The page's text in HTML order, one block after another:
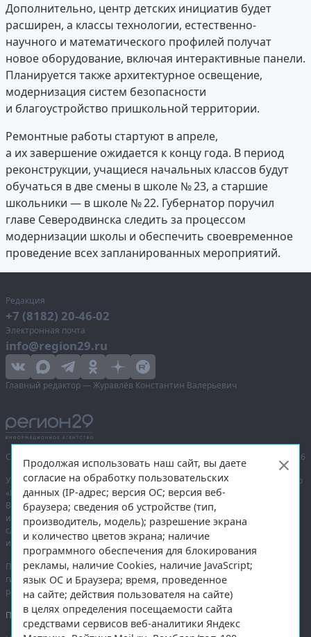
Дополнительно, центр детских инициатив будет
расширен, а классы технологии, естественно-
научного и математического профилей получат
новое оборудование, включая интерактивные панели.
Планируется также архитектурное освещение,
модернизация систем безопасности
и благоустройство пришкольной территории.
Ремонтные работы стартуют в апреле,
а их завершение ожидается к концу года. В период
реконструкции, учащиеся начальных классов будут
обучаться в две смены в школе № 23, а старшие
школьники — в школе № 22. Губернатор поручил
главе Северодвинска следить за процессом
модернизации школы и обеспечить своевременное
проведение всех запланированных мероприятий.
Редакция
+7 (8182) 20-46-02
Электронная почта
info@region29.ru
Главный редактор — Журавлёв Константин Валерьевич
Сетевое издание «Информационное агентство Регион 29»,
© 2016–2026
Учредитель — общество с ограниченной ответственностью «Агентство
«Правда Севера».
Выписка из реестра зарегистрированных средств массовой
информации:ЭЛ № ФС 77-74226 от 09.11.2018 выдано Федеральной
службой по надзору в сфере связи, информационных технологий
и массовых коммуникаций (Роскомнадзор).
При полном или частичном использовании любых материалов
гиперссылка на region29.ruобязательна. Копирование материалов без
разрешения администрации сайта запрещено.
Правовая информация.
Продолжая использовать наш сайт, вы даете
согласие на обработку пользовательских
данных (IP-адрес; версия ОС; версия веб-
браузера; сведения об устройстве (тип,
производитель, модель); разрешение экрана
и количество цветов экрана; наличие
программного обеспечения для блокирования
рекламы, наличие Cookies, наличие JavaScript;
язык ОС и Браузера; время, проведенное
на сайте; действия пользователя на сайте)
в целях определения посещаемости сайта
средствами сервисов веб-аналитики Яндекс